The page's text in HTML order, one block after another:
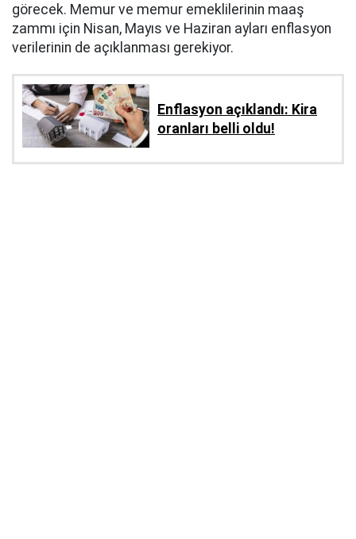
görecek. Memur ve memur emeklilerinin maaş
zammı için Nisan, Mayıs ve Haziran ayları enflasyon
verilerinin de açıklanması gerekiyor.
Enflasyon açıklandı: Kira
oranları belli oldu!